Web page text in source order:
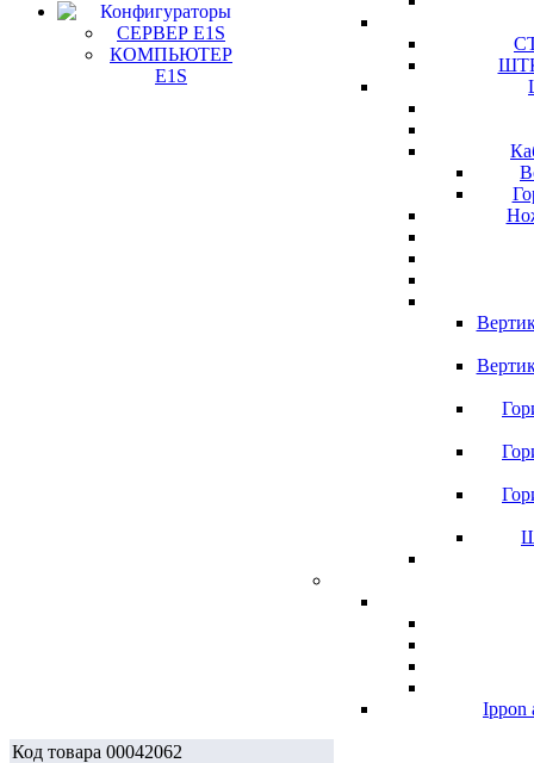
Конфигураторы
СЕРВЕР E1S
КОМПЬЮТЕР
E1S
Ippon
Код товара 00042062